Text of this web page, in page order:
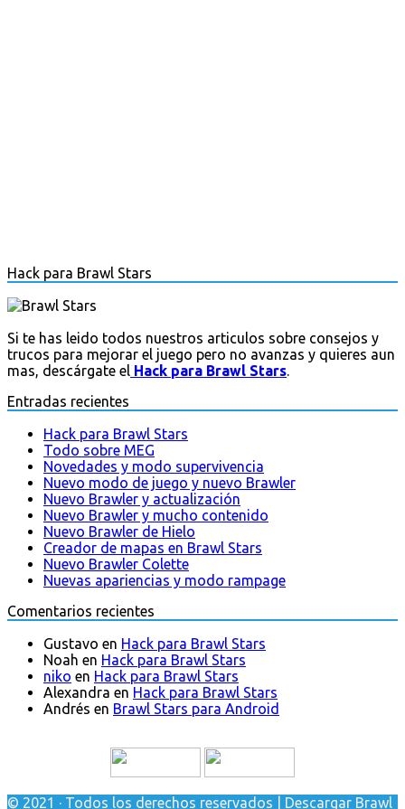
Hack para Brawl Stars
Si te has leido todos nuestros articulos sobre consejos y
trucos para mejorar el juego pero no avanzas y quieres aun
mas, descárgate el Hack para Brawl Stars.
Entradas recientes
Hack para Brawl Stars
Todo sobre MEG
Novedades y modo supervivencia
Nuevo modo de juego y nuevo Brawler
Nuevo Brawler y actualización
Nuevo Brawler y mucho contenido
Nuevo Brawler de Hielo
Creador de mapas en Brawl Stars
Nuevo Brawler Colette
Nuevas apariencias y modo rampage
Comentarios recientes
Gustavo en Hack para Brawl Stars
Noah en Hack para Brawl Stars
niko en Hack para Brawl Stars
Alexandra en Hack para Brawl Stars
Andrés en Brawl Stars para Android
© 2021 · Todos los derechos reservados | Descargar Brawl